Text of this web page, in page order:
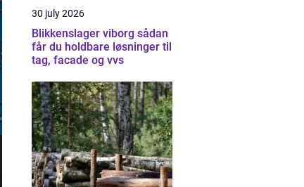
30 july 2026
Blikkenslager viborg sådan
får du holdbare løsninger til
tag, facade og vvs